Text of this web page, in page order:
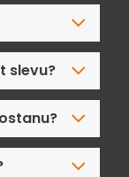
slevu?